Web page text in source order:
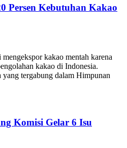
Persen Kebutuhan Kakao
kakao mentah karena
kakao di Indonesia.
tergabung dalam Himpunan
Komisi Gelar 6 Isu